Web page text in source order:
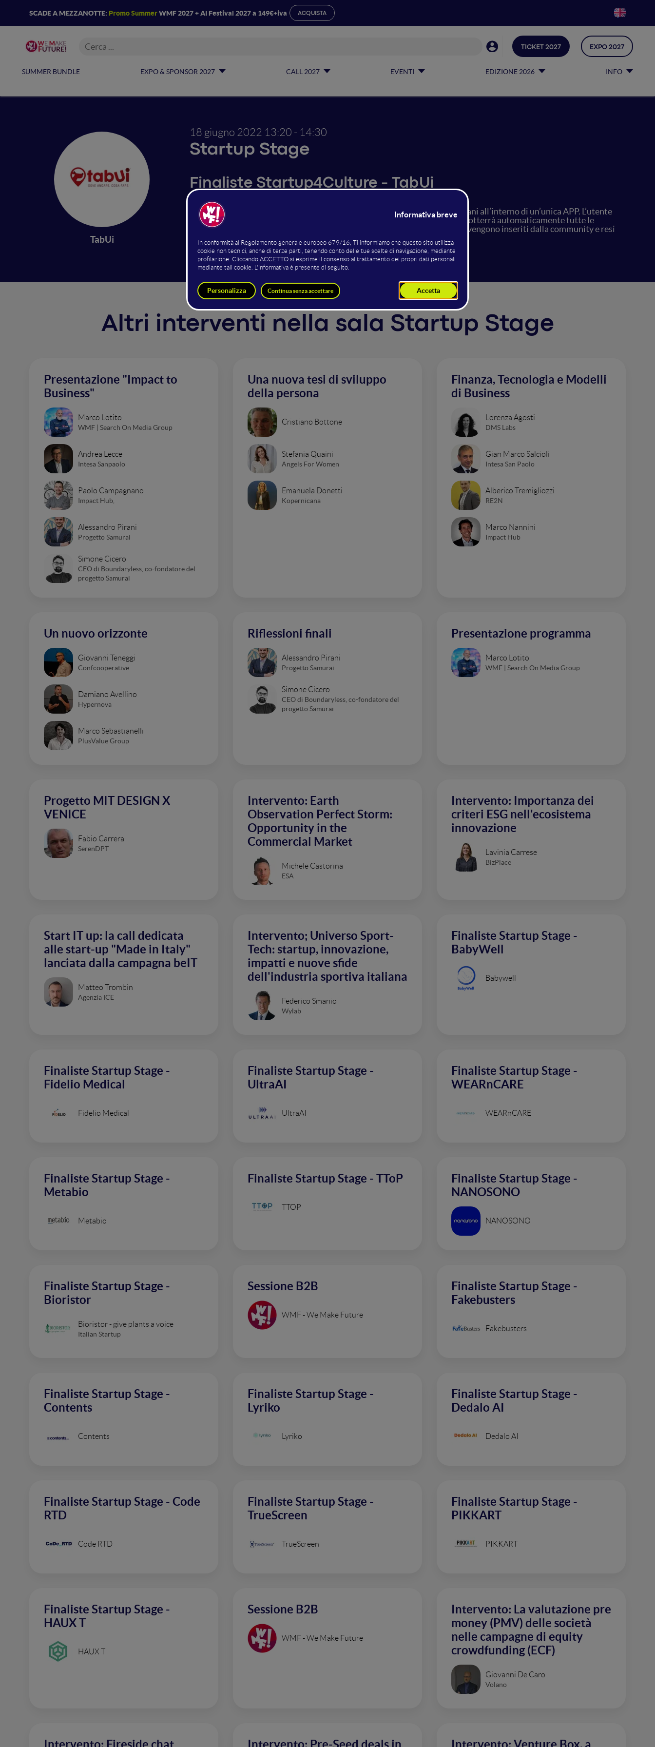
SCADE A MEZZANOTTE: Promo SummerWMF 2027 + AI Festival 2027 a 149€+iva ACQUISTA
SUMMER BUNDLE EXPO & SPONSOR 2027 CALL 2027 EVENTI EDIZIONE 2026 INFO
TICKET 2027 EXPO 2027
TabUi
18 giugno 2022 13:20 - 14:30
Startup Stage
Finaliste Startup4Culture - TabUi
tabUi convoglia tutte le informazioni, eccellenze e unicità dei territori italiani all’interno di un’unica APP. L’utente
non deve più utilizzare diverse piattaforme in ogni luogo in cui si trova, ma otterrà automaticamente tutte le
informazioni utili al suo viaggio e alle esperienze sul territorio. I contenuti vengono inseriti dalla community e resi
disponibili anche attraverso la Realtà aumentata.
Altri interventi nella sala Startup Stage
Presentazione "Impact to
Business"
Marco Lotito
WMF | Search On Media Group
Andrea Lecce
Intesa Sanpaolo
Paolo Campagnano
Impact Hub,
Alessandro Pirani
Progetto Samurai
Simone Cicero
CEO di Boundaryless, co-fondatore del
progetto Samurai
Una nuova tesi di sviluppo
della persona
Cristiano Bottone
Stefania Quaini
Angels For Women
Emanuela Donetti
Kopernicana
Finanza, Tecnologia e Modelli
di Business
Lorenza Agosti
DMS Labs
Gian Marco Salcioli
Intesa San Paolo
Alberico Tremigliozzi
RE2N
Marco Nannini
Impact Hub
Un nuovo orizzonte
Giovanni Teneggi
Confcooperative
Damiano Avellino
Hypernova
Marco Sebastianelli
PlusValue Group
Riflessioni finali
Alessandro Pirani
Progetto Samurai
Simone Cicero
CEO di Boundaryless, co-fondatore del
progetto Samurai
Presentazione programma
Marco Lotito
WMF | Search On Media Group
Progetto MIT DESIGN X
VENICE
Fabio Carrera
SerenDPT
Intervento: Earth
Observation Perfect Storm:
Opportunity in the
Commercial Market
Michele Castorina
ESA
Intervento: Importanza dei
criteri ESG nell'ecosistema
innovazione
Lavinia Carrese
BizPlace
Start IT up: la call dedicata
alle start-up "Made in Italy"
lanciata dalla campagna beIT
Matteo Trombin
Agenzia ICE
Intervento; Universo Sport-
Tech: startup, innovazione,
impatti e nuove sfide
dell'industria sportiva italiana
Federico Smanio
Wylab
Finaliste Startup Stage -
BabyWell
Babywell
Finaliste Startup Stage -
Fidelio Medical
Fidelio Medical
Finaliste Startup Stage -
UltraAI
UltraAI
Finaliste Startup Stage -
WEARnCARE
WEARnCARE
Finaliste Startup Stage -
Metabio
Metabio
Finaliste Startup Stage - TToP
TTOP
Finaliste Startup Stage -
NANOSONO
NANOSONO
Finaliste Startup Stage -
Bioristor
Bioristor - give plants a voice
Italian Startup
Sessione B2B
WMF - We Make Future
Finaliste Startup Stage -
Fakebusters
Fakebusters
Finaliste Startup Stage -
Contents
Contents
Finaliste Startup Stage -
Lyriko
Lyriko
Finaliste Startup Stage -
Dedalo AI
Dedalo AI
Finaliste Startup Stage - Code
RTD
Code RTD
Finaliste Startup Stage -
TrueScreen
TrueScreen
Finaliste Startup Stage -
PIKKART
PIKKART
Finaliste Startup Stage -
HAUX T
HAUX T
Sessione B2B
WMF - We Make Future
Intervento: La valutazione pre
money (PMV) delle società
nelle campagne di equity
crowdfunding (ECF)
Giovanni De Caro
Volano
Intervento: Fireside chat Intervento: Pre-Seed deals in Intervento: Venture Box, a